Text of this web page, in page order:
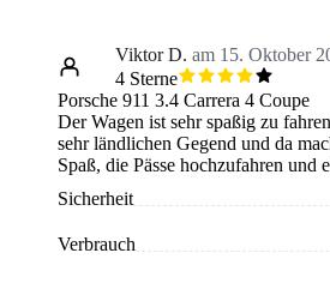
Viktor D. am 15. Oktober
4 Sterne
Porsche 911 3.4 Carrera 4 Coupe
Der Wagen ist sehr spaßig zu
sehr ländlichen Gegend und da
Spaß, die Pässe hochzufahren und
abschalten zu können. Ich liebe
der beträchtlichen Leistung auch
und ich noch keinen einzigen
Unterhaltskosten für so einen
Sicherheit
Verbrauch